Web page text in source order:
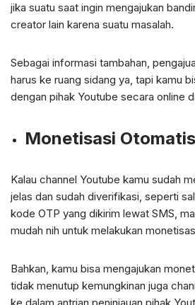
jika suatu saat ingin mengajukan
creator lain karena suatu masalah.
Sebagai informasi tambahan,
harus ke ruang sidang ya, tapi kamu
dengan pihak Youtube secara online
Monetisasi Otomatis
Kalau channel Youtube kamu sudah
jelas dan sudah diverifikasi, seperti
kode OTP yang dikirim lewat SMS,
mudah nih untuk melakukan
Bahkan, kamu bisa mengajukan
tidak menutup kemungkinan juga